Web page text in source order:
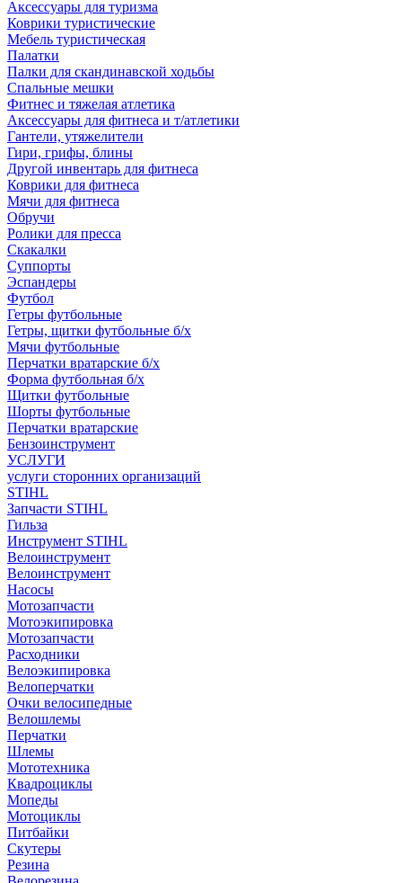
Аксессуары для туризма
Коврики туристические
Мебель туристическая
Палатки
Палки для скандинавской ходьбы
Спальные мешки
Фитнес и тяжелая атлетика
Аксессуары для фитнеса и т/атлетики
Гантели, утяжелители
Гири, грифы, блины
Другой инвентарь для фитнеса
Коврики для фитнеса
Мячи для фитнеса
Обручи
Ролики для пресса
Скакалки
Суппорты
Эспандеры
Футбол
Гетры футбольные
Гетры, щитки футбольные б/х
Мячи футбольные
Перчатки вратарские б/х
Форма футбольная б/х
Щитки футбольные
Шорты футбольные
Перчатки вратарские
Бензоинструмент
УСЛУГИ
услуги сторонних организаций
STIHL
Запчасти STIHL
Гильза
Инструмент STIHL
Велоинструмент
Велоинструмент
Насосы
Мотозапчасти
Мотоэкипировка
Мотозапчасти
Расходники
Велоэкипировка
Велоперчатки
Очки велосипедные
Велошлемы
Перчатки
Шлемы
Мототехника
Квадроциклы
Мопеды
Мотоциклы
Питбайки
Скутеры
Резина